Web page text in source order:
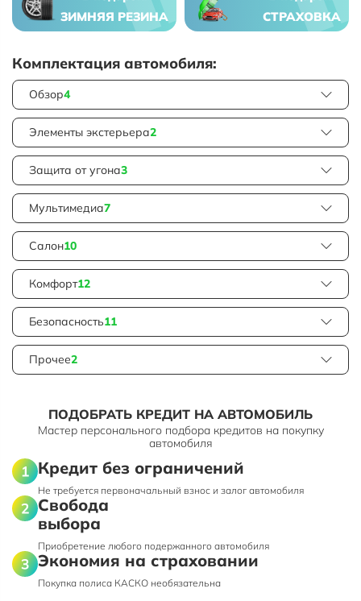
ЗИМНЯЯ РЕЗИНА СТРАХОВКА
Комплектация автомобиля:
Обзор4
Элементы экстерьера2
Защита от угона3
Мультимедиа7
Салон10
Комфорт12
Безопасность11
Прочее2
ПОДОБРАТЬ КРЕДИТ НА АВТОМОБИЛЬ
Мастер персонального подбора кредитов на покупку
автомобиля
Кредит без ограничений
Не требуется первоначальный взнос и залог автомобиля
Свобода
выбора
Приобретение любого подержанного автомобиля
Экономия на страховании
Покупка полиса КАСКО необязательна